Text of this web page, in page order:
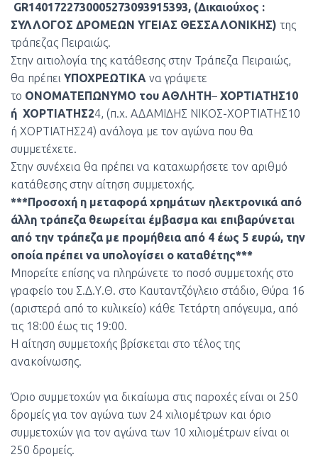
GR1401722730005273093915393, (Δικαιούχος :
ΣΥΛΛΟΓΟΣ ΔΡΟΜΕΩΝ ΥΓΕΙΑΣ ΘΕΣΣΑΛΟΝΙΚΗΣ) της
τράπεζας Πειραιώς.
Στην αιτιολογία της κατάθεσης στην Τράπεζα Πειραιώς,
θα πρέπει ΥΠΟΧΡΕΩΤΙΚΑ να γράψετε
το ΟΝΟΜΑΤΕΠΩΝΥΜΟ του ΑΘΛΗΤΗ– ΧΟΡΤΙΑΤΗΣ10
ή ΧΟΡΤΙΑΤΗΣ24, (π.χ. ΑΔΑΜΙΔΗΣ ΝΙΚΟΣ-ΧΟΡΤΙΑΤΗΣ10
ή ΧΟΡΤΙΑΤΗΣ24) ανάλογα με τον αγώνα που θα
συμμετέχετε.
Στην συνέχεια θα πρέπει να καταχωρήσετε τον αριθμό
κατάθεσης στην αίτηση συμμετοχής.
***Προσοχή η μεταφορά χρημάτων ηλεκτρονικά από
άλλη τράπεζα θεωρείται έμβασμα και επιβαρύνεται
από την τράπεζα με προμήθεια από 4 έως 5 ευρώ, την
οποία πρέπει να υπολογίσει ο καταθέτης***
Μπορείτε επίσης να πληρώνετε το ποσό συμμετοχής στο
γραφείο του Σ.Δ.Υ.Θ. στο Καυταντζόγλειο στάδιο, Θύρα 16
(αριστερά από το κυλικείο) κάθε Τετάρτη απόγευμα, από
τις 18:00 έως τις 19:00.
Η αίτηση συμμετοχής βρίσκεται στο τέλος της
ανακοίνωσης.
Όριο συμμετοχών για δικαίωμα στις παροχές είναι οι 250
δρομείς για τον αγώνα των 24 χιλιομέτρων και όριο
συμμετοχών για τον αγώνα των 10 χιλιομέτρων είναι οι
250 δρομείς.